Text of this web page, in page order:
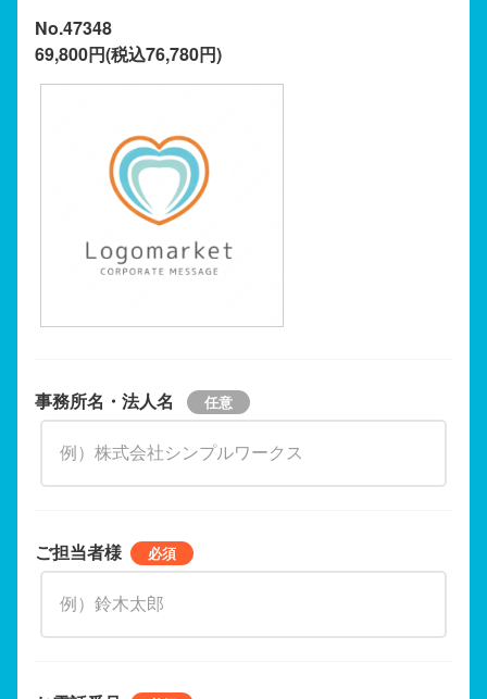
No.47348
69,800円(税込76,780円)
事務所名・法人名
ご担当者様